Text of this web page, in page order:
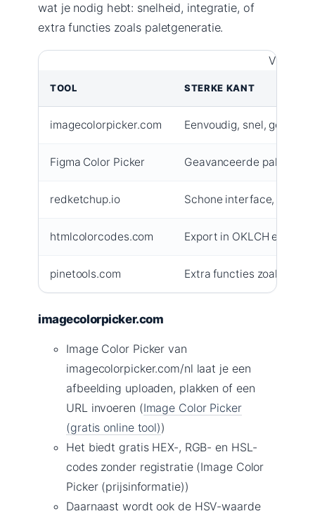
wat je nodig hebt: snelheid, integratie, of
extra functies zoals paletgeneratie.
Vijf
TOOL STERKE KANT
imagecolorpicker.com Eenvoudig, snel, geen
Figma Color Picker Geavanceerde
redketchup.io Schone interface,
htmlcolorcodes.com Export in OKLCH en
pinetools.com Extra functies zoals
imagecolorpicker.com
Image Color Picker van
imagecolorpicker.com/nl laat je een
afbeelding uploaden, plakken of een
URL invoeren (Image Color Picker
(gratis online tool))
Het biedt gratis HEX-, RGB- en HSL-
codes zonder registratie (Image Color
Picker (prijsinformatie))
Daarnaast wordt ook de HSV-waarde